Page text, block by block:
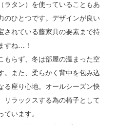
ラタン）を使っていることもあ
のひとつです。デザインが良い
されている藤家具の要素まで持
すね…！
もらず、冬は部屋の温まった空
。また、柔らかく背中を包み込
る座り心地。オールシーズン快
リラックスする為の椅子として
います。